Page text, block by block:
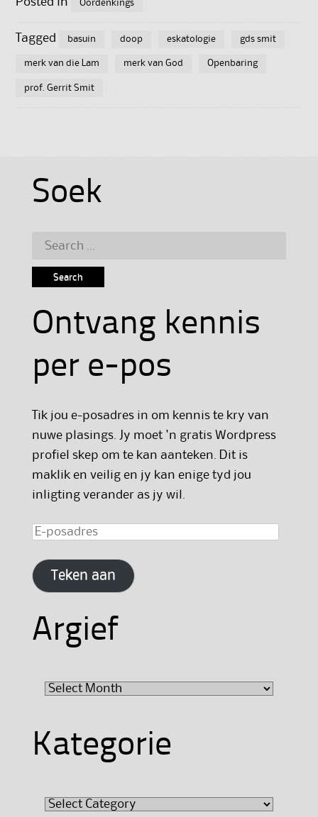
Oordenkings
Tagged basuin doop eskatologie gds smit
merk van die Lam merk van God Openbaring
prof. Gerrit Smit
Soek
Search
Ontvang kennis
per e-pos
Tik jou e-posadres in om kennis te kry van
nuwe plasings. Jy moet 'n gratis Wordpress
profiel skep om te kan aanteken. Dit is
maklik en veilig en jy kan enige tyd jou
inligting verander as jy wil.
E-
Teken aan
Argief
Kategorie